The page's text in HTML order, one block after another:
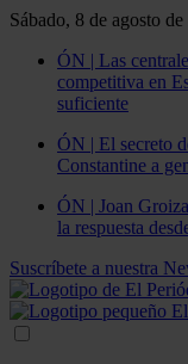
Sábado, 8 de agosto
ÓN | Las
competitiva en
suficiente
ÓN | El secreto
Constantine a
ÓN | Joan
la respuesta
Suscríbete a nuestra